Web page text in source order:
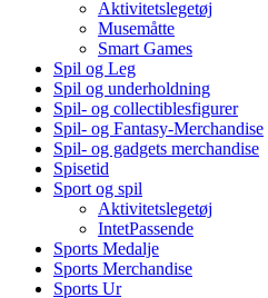
Aktivitetslegetøj
Musemåtte
Smart Games
Spil og Leg
Spil og underholdning
Spil- og collectiblesfigurer
Spil- og Fantasy-Merchandise
Spil- og gadgets merchandise
Spisetid
Sport og spil
Aktivitetslegetøj
IntetPassende
Sports Medalje
Sports Merchandise
Sports Ur